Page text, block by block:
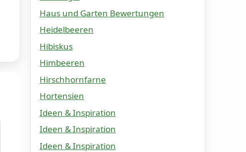
Haus und Garten Bewertungen
Heidelbeeren
Hibiskus
Himbeeren
Hirschhornfarne
Hortensien
Ideen & Inspiration
Ideen & Inspiration
Ideen & Inspiration